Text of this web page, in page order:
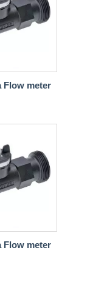
Flow meter
Flow meter